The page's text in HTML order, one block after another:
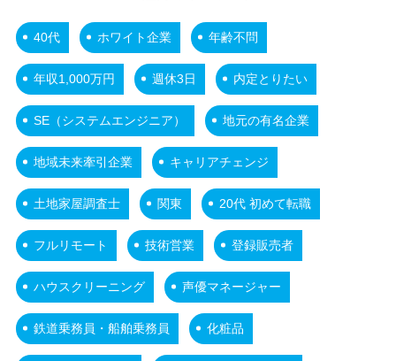
40代 ホワイト企業 年齢不問
年収1,000万円 週休3日 内定とりたい
SE（システムエンジニア） 地元の有名企業
地域未来牽引企業 キャリアチェンジ
土地家屋調査士 関東 20代 初めて転職
フルリモート 技術営業 登録販売者
ハウスクリーニング 声優マネージャー
鉄道乗務員・船舶乗務員 化粧品